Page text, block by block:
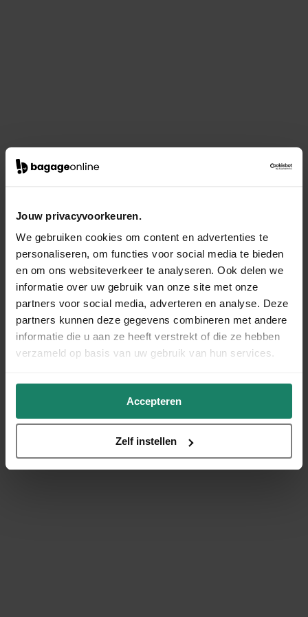
Jouw privacyvoorkeuren.
We gebruiken cookies om content en advertenties te
personaliseren, om functies voor social media te bieden
en om ons websiteverkeer te analyseren. Ook delen we
informatie over uw gebruik van onze site met onze
partners voor social media, adverteren en analyse. Deze
partners kunnen deze gegevens combineren met andere
informatie die u aan ze heeft verstrekt of die ze hebben
verzameld op basis van uw gebruik van hun services.
Accepteren
Zelf instellen